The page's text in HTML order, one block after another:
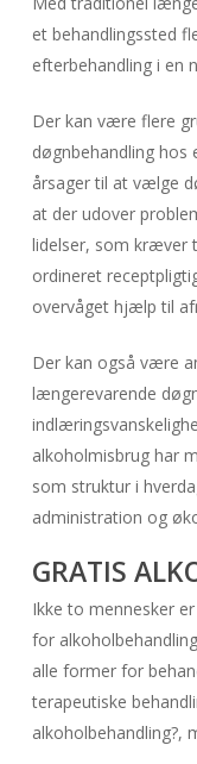
et behandlingssted
efterbehandling i en
Der kan være flere
døgnbehandling hos
årsager til at vælge
at der udover
lidelser, som kræver
ordineret
overvåget hjælp til
Der kan også være
længerevarende
alkoholmisbrug har
som struktur i
administration og
GRATIS
Ikke to mennesker
for
alle former for
terapeutiske
alkoholbehandling?,